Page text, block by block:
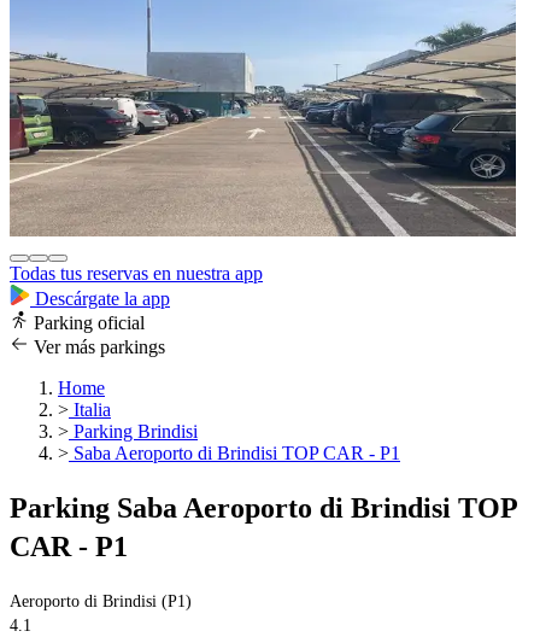
Todas tus reservas en nuestra app
Descárgate la app
Parking oficial
Ver más parkings
Home
> Italia
> Parking Brindisi
> Saba Aeroporto di Brindisi TOP CAR - P1
Parking Saba Aeroporto di Brindisi TOP
CAR - P1
Aeroporto di Brindisi (P1)
4.1